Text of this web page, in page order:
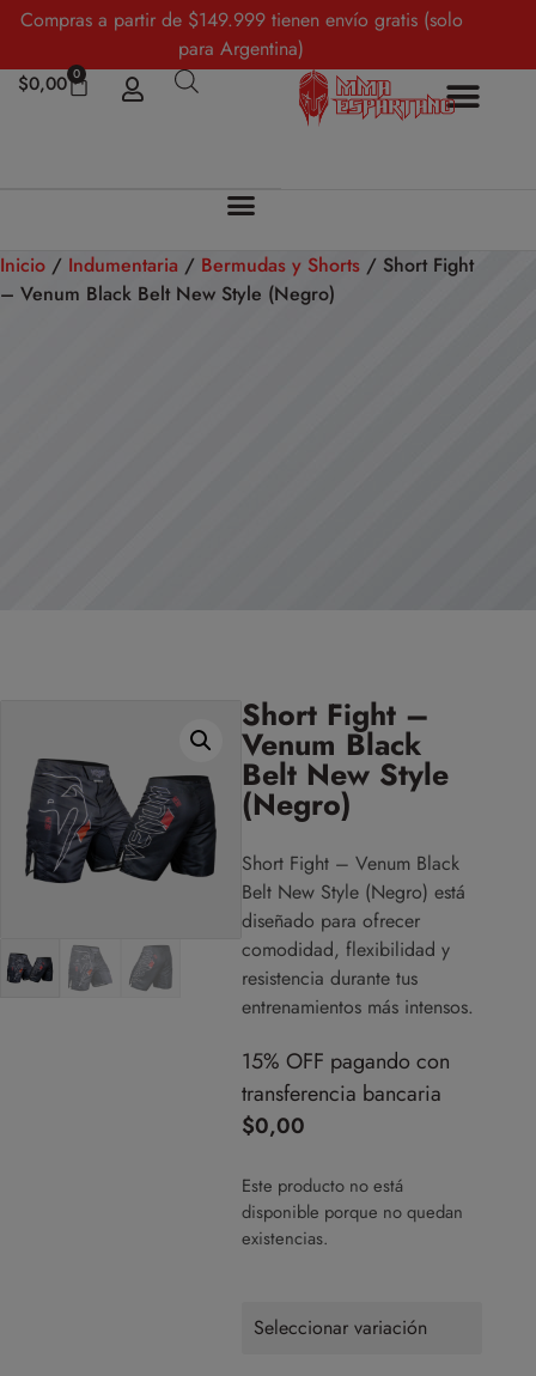
Compras a partir de $149.999 tienen envío gratis (solo
para Argentina)
$0,00 0
Inicio / Indumentaria / Bermudas y Shorts / Short Fight
– Venum Black Belt New Style (Negro)
Short Fight –
Venum Black
Belt New Style
(Negro)
Short Fight – Venum Black
Belt New Style (Negro) está
diseñado para ofrecer
comodidad, flexibilidad y
resistencia durante tus
entrenamientos más intensos.
15% OFF pagando con
transferencia bancaria
$0,00
Este producto no está
disponible porque no quedan
existencias.
Seleccionar variación